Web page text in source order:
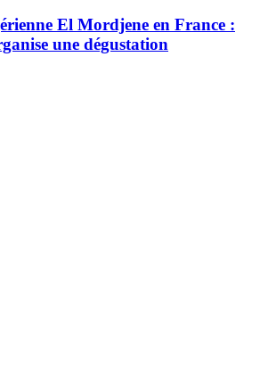
El Mordjene en France :
une dégustation